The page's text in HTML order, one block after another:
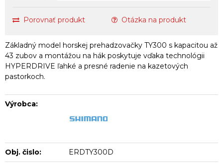
Porovnať produkt Otázka na produkt
Základný model horskej prehadzovačky TY300 s kapacitou až
43 zubov a montážou na hák poskytuje vďaka technológii
HYPERDRIVE ľahké a presné radenie na kazetových
pastorkoch.
Výrobca:
Obj. čislo: ERDTY300D